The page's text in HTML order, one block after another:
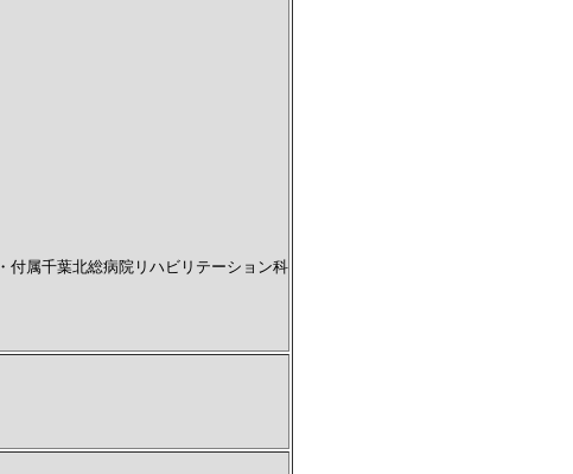
付属千葉北総病院リハビリテーション科